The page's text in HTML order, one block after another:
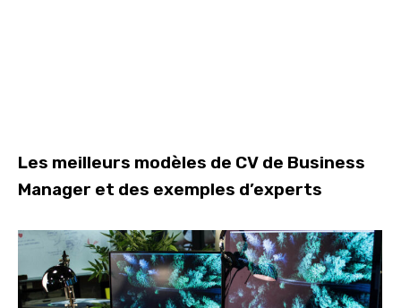
Les meilleurs modèles de CV de Business
Manager et des exemples d’experts